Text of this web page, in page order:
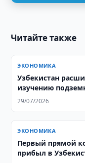
Читайте также
ЭКОНОМИКА
Узбекистан
изучению
29/07/2026
ЭКОНОМИКА
Первый прямой
прибыл в